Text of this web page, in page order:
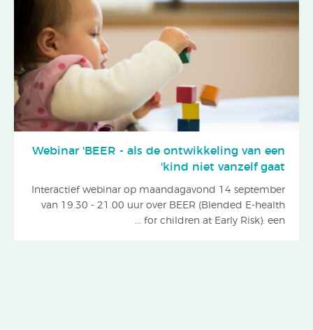
Webinar 'BEER - als de ontwikkeling van een
kind niet vanzelf gaat'
Interactief webinar op maandagavond 14 september
van 19.30 - 21.00 uur over BEER (Blended E-health
for children at Early Risk): een ...